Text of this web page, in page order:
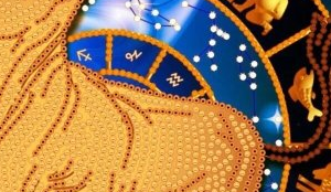
Особого Внимания В
Всегда Добиваться